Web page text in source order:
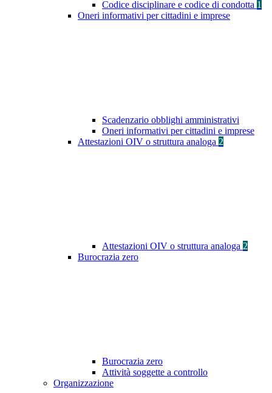
Codice disciplinare e codice di condotta 1
Oneri informativi per cittadini e imprese
Scadenzario obblighi amministrativi
Oneri informativi per cittadini e imprese
Attestazioni OIV o struttura analoga 2
Attestazioni OIV o struttura analoga 2
Burocrazia zero
Burocrazia zero
Attività soggette a controllo
Organizzazione